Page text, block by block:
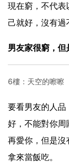
現在窮，不代表
己就好，沒有過
男友家很窮，但
6樓：天空的嚓嚓
要看男友的人品
好，不能對你周
再愛你，但是沒
拿來當飯吃。